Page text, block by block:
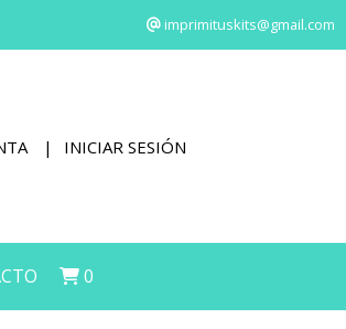
imprimituskits@gmail.com
INICIAR SESIÓN
0